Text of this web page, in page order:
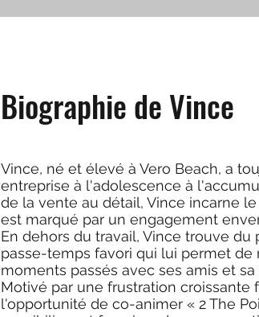
Biographie de Vince
Vince, né et élevé à Vero Beach, a
entreprise à l'adolescence à
de la vente au détail, Vince incarne
est marqué par un engagement
En dehors du travail, Vince trouve
passe-temps favori qui lui permet
moments passés avec ses amis et
Motivé par une frustration croissante
l'opportunité de co-animer « 2 The